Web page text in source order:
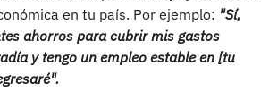
en tu país. Por ejemplo: "Sí,
ahorros para cubrir mis gastos
y tengo un empleo estable en [tu